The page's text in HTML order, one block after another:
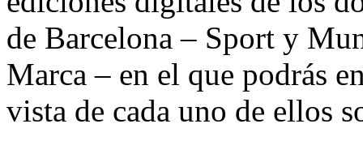
de Barcelona – Sport y
Marca – en el que podrás
vista de cada uno de ellos